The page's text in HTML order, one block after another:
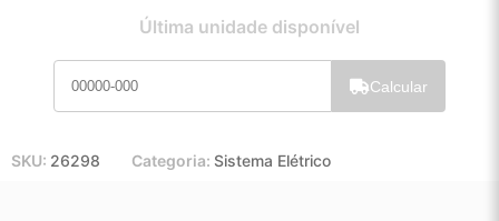
10x de R$ 16,54
11x de R$ 15,20
Última unidade disponível
Calcular
SKU: 26298 Categoria: Sistema Elétrico